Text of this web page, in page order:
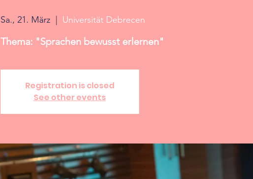
Sa., 21. März
  |
Universität Debrecen
Thema: "Sprachen bewusst erlernen"
Registration is closed
See other events